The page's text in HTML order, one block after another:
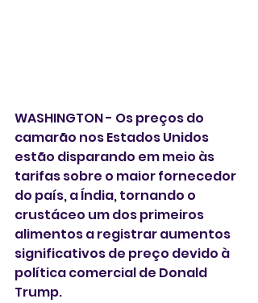
WASHINGTON - Os preços do
camarão nos Estados Unidos
estão disparando em meio às
tarifas sobre o maior fornecedor
do país, a Índia, tornando o
crustáceo um dos primeiros
alimentos a registrar aumentos
significativos de preço devido à
política comercial de Donald
Trump.